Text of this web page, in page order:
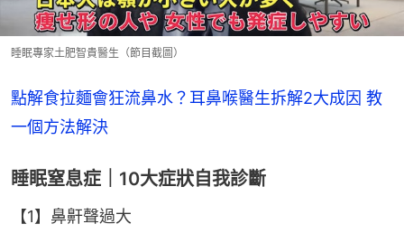
睡眠專家土肥智貴醫生（節目截圖）
點解食拉麵會狂流鼻水？耳鼻喉醫生拆解2大成因 教
一個方法解決
睡眠窒息症｜10大症狀自我診斷
【1】鼻鼾聲過大